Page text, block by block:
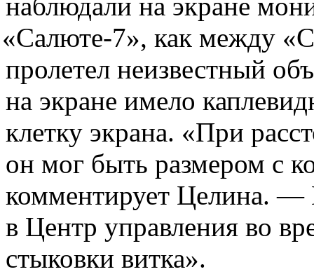
«Салюте-7», как между «
пролетел неизвестный
на экране имело
клетку экрана. «При
он мог быть размером с
комментирует Целина. —
в Центр управления во
стыковки витка».